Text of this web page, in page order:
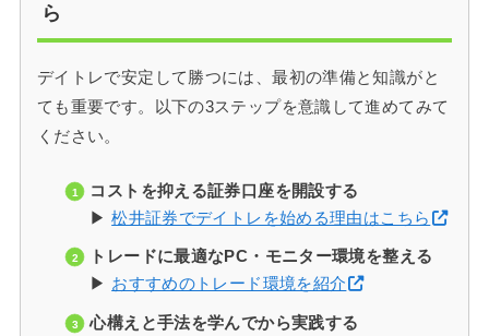
ら
デイトレで安定して勝つには、最初の準備と知識がと
ても重要です。以下の3ステップを意識して進めてみて
ください。
コストを抑える証券口座を開設する
▶松井証券でデイトレを始める理由はこちら
トレードに最適なPC・モニター環境を整える
▶ おすすめのトレード環境を紹介
心構えと手法を学んでから実践する